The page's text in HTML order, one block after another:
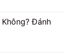
Đánh